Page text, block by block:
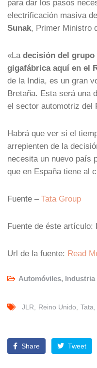
para dar los pasos
electrificación masiva
Sunak, Primer Ministro
«La decisión del grupo
gigafábrica aquí en el
de la India, es un gran
Bretaña. Esta será una
el sector automotriz del
Habrá que ver si el
arrepienten de la
necesita un nuevo país
que en España tiene al
Fuente – Tata Group
Fuente de éste artículo:
Url de la fuente: Read
Automóviles,
JLR Reino Unido Tata
Share Tweet